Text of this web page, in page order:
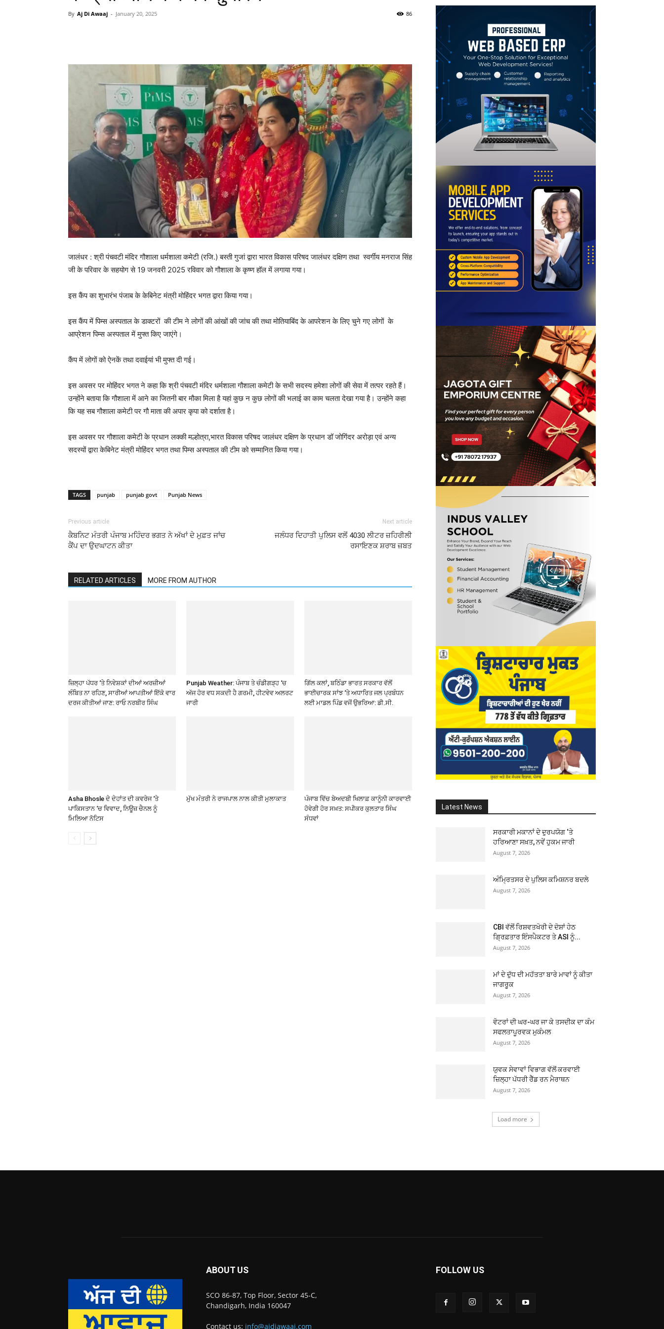
By Aj Di Awaaj - January 20, 2025 86
Email Print
जालंधर : श्री पंचवटी मंदिर गौशाला धर्मशाला कमेटी (रजि.) बस्ती गुजां द्वारा भारत विकास परिषद जालंधर दक्षिण तथा स्वर्गीय मनराज सिंह
जी के परिवार के सहयोग से 19 जनवरी 2025 रविवार को गौशाला के कृष्ण हॉल में लगाया गया।
इस कैंप का शुभारंभ पंजाब के केबिनेट मंत्री मोहिंदर भगत द्वारा किया गया।
इस कैंप में पिम्स अस्पताल के डाक्टरों की टीम ने लोगों की आंखों की जांच की तथा मोतियाबिंद के आपरेशन के लिए चुने गए लोगों के
आप्रेशन पिम्स अस्पताल में मुफ्त किए जाएंगे।
कैंप में लोगों को ऐनकें तथा दवाईयां भी मुफ्त दी गई।
इस अवसर पर मोहिंदर भगत ने कहा कि श्री पंचवटी मंदिर धर्मशाला गौशाला कमेटी के सभी सदस्य हमेशा लोगों की सेवा में तत्पर रहते हैं।
उन्होंने बताया कि गौशाला में आने का जितनी बार मौका मिला है यहां कुछ न कुछ लोगों की भलाई का काम चलता देखा गया है। उन्होंने कहा
कि यह सब गौशाला कमेटी पर गौ माता की अपार कृपा को दर्शाता है।
इस अवसर पर गौशाला कमेटी के प्रधान लक्की मल्होत्रा,भारत विकास परिषद जालंधर दक्षिण के प्रधान डॉ जोगिंदर अरोड़ा एवं अन्य
सदस्यों द्वारा केबिनेट मंत्री मोहिंदर भगत तथा पिम्स अस्पताल की टीम को सम्मानित किया गया।
TAGS punjab punjab govt Punjab News
Previous article
ਕੈਬਨਿਟ ਮੰਤਰੀ ਪੰਜਾਬ ਮਹਿੰਦਰ ਭਗਤ ਨੇ ਅੱਖਾਂ ਦੇ ਮੁਫ਼ਤ ਜਾਂਚ
ਕੈਂਪ ਦਾ ਉਦਘਾਟਨ ਕੀਤਾ
Next article
ਜਲੰਧਰ ਦਿਹਾਤੀ ਪੁਲਿਸ ਵਲੋਂ 4030 ਲੀਟਰ ਜ਼ਹਿਰੀਲੀ
ਰਸਾਇਣਕ ਸ਼ਰਾਬ ਜ਼ਬਤ
RELATED ARTICLES MORE FROM AUTHOR
ਜ਼ਿਲ੍ਹਾ ਪੱਧਰ ‘ਤੇ ਨਿਵੇਸ਼ਕਾਂ ਦੀਆਂ ਅਰਜ਼ੀਆਂ
ਲੰਬਿਤ ਨਾ ਰਹਿਣ, ਸਾਰੀਆਂ ਆਪਤੀਆਂ ਇੱਕੋ ਵਾਰ
ਦਰਜ ਕੀਤੀਆਂ ਜਾਣ: ਰਾਓ ਨਰਬੀਰ ਸਿੰਘ
Punjab Weather: ਪੰਜਾਬ ਤੇ ਚੰਡੀਗੜ੍ਹ ‘ਚ
ਅੱਜ ਹੋਰ ਵਧ ਸਕਦੀ ਹੈ ਗਰਮੀ, ਹੀਟਵੇਵ ਅਲਰਟ
ਜਾਰੀ
ਗਿੱਲ ਕਲਾਂ, ਬਠਿੰਡਾ ਭਾਰਤ ਸਰਕਾਰ ਵੱਲੋਂ
ਭਾਈਚਾਰਕ ਸਾਂਝ ‘ਤੇ ਅਧਾਰਿਤ ਜਲ ਪ੍ਰਬੰਧਨ
ਲਈ ਮਾਡਲ ਪਿੰਡ ਵਜੋਂ ਉਭਰਿਆ: ਡੀ.ਸੀ.
Asha Bhosle ਦੇ ਦੇਹਾਂਤ ਦੀ ਕਵਰੇਜ ‘ਤੇ
ਪਾਕਿਸਤਾਨ ‘ਚ ਵਿਵਾਦ, ਨਿਊਜ਼ ਚੈਨਲ ਨੂੰ
ਮਿਲਿਆ ਨੋਟਿਸ
ਮੁੱਖ ਮੰਤਰੀ ਨੇ ਰਾਜਪਾਲ ਨਾਲ ਕੀਤੀ ਮੁਲਾਕਾਤ
ਪੰਜਾਬ ਵਿੱਚ ਬੇਅਦਬੀ ਖਿਲਾਫ਼ ਕਾਨੂੰਨੀ ਕਾਰਵਾਈ
ਹੋਵੇਗੀ ਹੋਰ ਸਖ਼ਤ: ਸਪੀਕਰ ਕੁਲਤਾਰ ਸਿੰਘ
ਸੰਧਵਾਂ
Latest News
ਸਰਕਾਰੀ ਮਕਾਨਾਂ ਦੇ ਦੁਰਪਯੋਗ ‘ਤੇ
ਹਰਿਆਣਾ ਸਖ਼ਤ, ਨਵੇਂ ਹੁਕਮ ਜਾਰੀ
August 7, 2026
ਅੰਮ੍ਰਿਤਸਰ ਦੇ ਪੁਲਿਸ ਕਮਿਸ਼ਨਰ ਬਦਲੇ
August 7, 2026
CBI ਵੱਲੋਂ ਰਿਸ਼ਵਤਖੋਰੀ ਦੇ ਦੋਸ਼ਾਂ ਹੇਠ
ਗ੍ਰਿਫ਼ਤਾਰ ਇੰਸਪੈਕਟਰ ਤੇ ASI ਨੂੰ...
August 7, 2026
ਮਾਂ ਦੇ ਦੁੱਧ ਦੀ ਮਹੱਤਤਾ ਬਾਰੇ ਮਾਵਾਂ ਨੂੰ ਕੀਤਾ
ਜਾਗਰੂਕ
August 7, 2026
ਵੋਟਰਾਂ ਦੀ ਘਰ-ਘਰ ਜਾ ਕੇ ਤਸਦੀਕ ਦਾ ਕੰਮ
ਸਫਲਤਾਪੂਰਵਕ ਮੁਕੰਮਲ
August 7, 2026
ਯੁਵਕ ਸੇਵਾਵਾਂ ਵਿਭਾਗ ਵੱਲੋਂ ਕਰਵਾਈ
ਜ਼ਿਲ੍ਹਾ ਪੱਧਰੀ ਰੈੱਡ ਰਨ ਮੈਰਾਥਨ
August 7, 2026
Load more
ABOUT US
SCO 86-87, Top Floor, Sector 45-C,
Chandigarh, India 160047
Contact us: info@ajdiawaaj.com
FOLLOW US